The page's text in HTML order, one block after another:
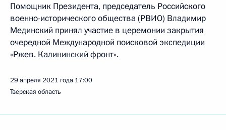
Помощник Президента, председатель Российского
военно-исторического общества (РВИО) Владимир
Мединский принял участие в церемонии закрытия
очередной Международной поисковой экспедиции
«Ржев. Калининский фронт».
29 апреля 2021 года 17:00
Тверская область